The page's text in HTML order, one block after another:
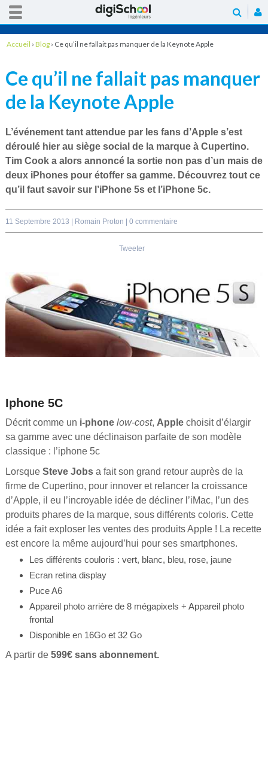
Accueil › Blog › Ce qu’il ne fallait pas manquer de la Keynote Apple
Ce qu’il ne fallait pas manquer
de la Keynote Apple
L’événement tant attendue par les fans d’Apple s’est
déroulé hier au siège social de la marque à Cupertino.
Tim Cook a alors annoncé la sortie non pas d’un mais de
deuxiPhonespour étoffer sa gamme. Découvrez tout ce
qu’il faut savoir sur l ’iPhone 5set l ’iPhone 5c.
11 Septembre 2013 | Romain Proton 0 commentaire
Tweeter
Iphone 5C
Décrit comme un i-phonelow-cost, Apple choisit d’élargir
sa gamme avec une déclinaison parfaite de son modèle
classique : l’iphone 5c
LorsqueSteve Jobsa fait son grand retour auprès de la
firme de Cupertino, pour innover et relancer la croissance
d’Apple, il eu l’incroyable idée de décliner l’iMac, l’un des
produits phares de la marque, sous différents coloris. Cette
idée a fait exploser les ventes des produits Apple ! La recette
est encore la même aujourd’hui pour ses smartphones.
Les différents couloris : vert, blanc, bleu, rose, jaune
Ecran retina display
Puce A6
Appareil photo arrière de 8 mégapixels + Appareil photo
frontal
Disponible en 16Go et 32 Go
A partir de 599€ sans abonnement.